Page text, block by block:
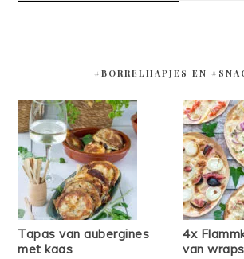
#BORRELHAPJES EN
Tapas van aubergines
met kaas
4x
van